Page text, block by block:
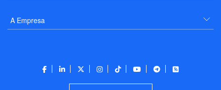
A Empresa